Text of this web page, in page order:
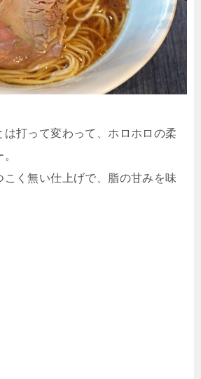
は打って変わって、ホロホロの柔
こく無い仕上げで、脂の甘みを味